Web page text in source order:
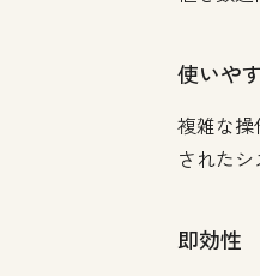
使いや
複雑な
されたシ
即効性